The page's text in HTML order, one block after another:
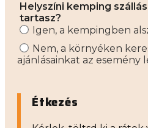
Helyszíni kemping
tartasz?
Igen, a kempingben
Nem, a környéken
ajánlásainkat az esemény
Étkezés